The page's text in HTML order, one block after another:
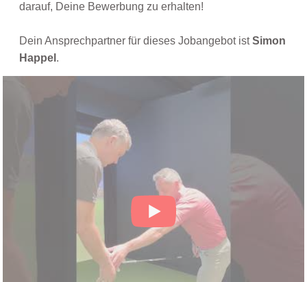
darauf, Deine Bewerbung zu erhalten!
Dein Ansprechpartner für dieses Jobangebot istSimon
Happel .